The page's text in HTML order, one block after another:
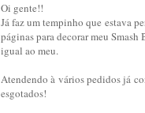
Oi gente!!
Já faz um tempinho que estava
páginas para decorar meu
igual ao meu.
Atendendo à vários pedidos já
esgotados!